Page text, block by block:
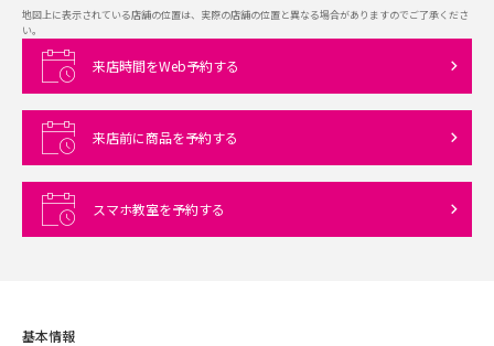
地図上に表示されている店舗の位置は、実際の店舗の位置と異なる場合がありますのでご了承くださ
い。
来店時間をWeb予約する
来店前に商品を予約する
スマホ教室を予約する
基本情報